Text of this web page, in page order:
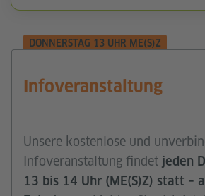
DONNERSTAG 13 UHR ME(S)Z
Infoveranstaltung
Unsere kostenlose und
Infoveranstaltung findet jeden
13 bis 14 Uhr (ME(S)Z) statt –